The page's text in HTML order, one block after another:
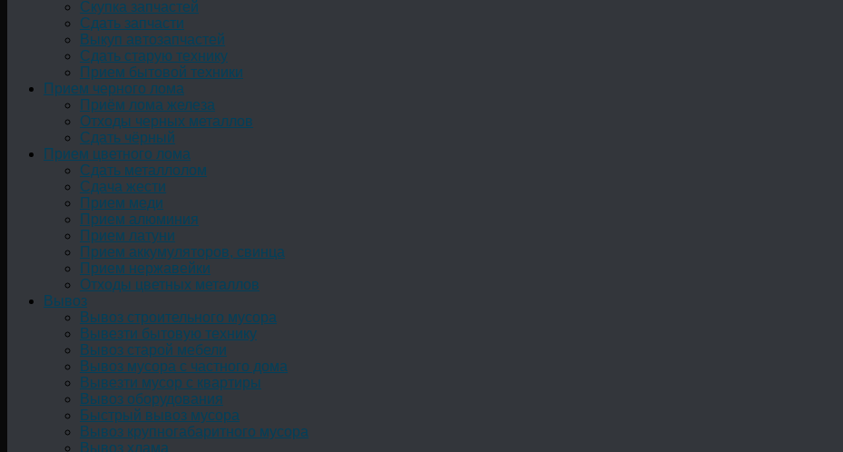
Скупка запчастей
Сдать запчасти
Выкуп автозапчастей
Сдать старую технику
Прием бытовой техники
Прием черного лома
Приём лома железа
Отходы черных металлов
Сдать чёрный
Прием цветного лома
Сдать металлолом
Сдача жести
Прием меди
Прием алюминия
Прием латуни
Прием аккумуляторов, свинца
Прием нержавейки
Отходы цветных металлов
Вывоз
Вывоз строительного мусора
Вывезти бытовую технику
Вывоз старой мебели
Вывоз мусора с частного дома
Вывезти мусор с квартиры
Вывоз оборудования
Быстрый вывоз мусора
Вывоз крупногабаритного мусора
Вывоз хлама